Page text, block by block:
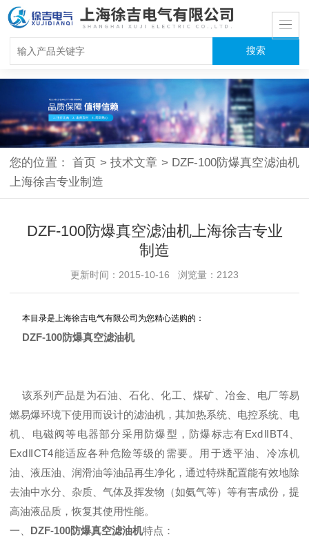
您的位置：首页 > 技术文章 > DZF-100防爆真空滤油机
上海徐吉专业制造
DZF-100防爆真空滤油机上海徐吉专业
制造
更新时间：2015-10-16 浏览量：2123
本目录是上海徐吉电气有限公司为您精心选购的：
DZF-100防爆真空滤油机
该系列产品是为石油、石化、化工、煤矿、冶金、电厂等易
燃易爆环境下使用而设计的滤油机，其加热系统、电控系统、电
机、电磁阀等电器部分采用防爆型，防爆标志有ExdⅡBT4、
ExdⅡCT4能适应各种危险等级的需要。用于透平油、冷冻机
油、液压油、润滑油等油品再生净化，通过特殊配置能有效地除
去油中水分、杂质、气体及挥发物（如氨气等）等有害成份，提
高油液品质，恢复其使用性能。
一、 DZF-100防爆真空滤油机特点：